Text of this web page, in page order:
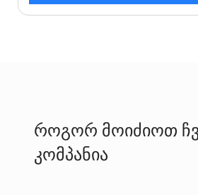
როგორ მოიძიოთ
კომპანია